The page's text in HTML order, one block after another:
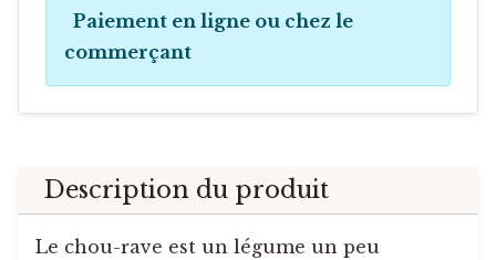
Paiement en ligne ou chez le
commerçant
Description du produit
Le chou-rave est un légume un peu